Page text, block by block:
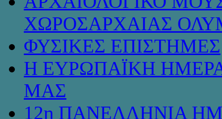
ΧΩΡΟΣΑΡΧΑΙΑΣ
ΦΥΣΙΚΕΣ ΕΠΙΣΤΗΜΕΣ
Η ΕΥΡΩΠΑΪΚΗ
ΜΑΣ
12η ΠΑΝΕΛΛΗΝΙΑ